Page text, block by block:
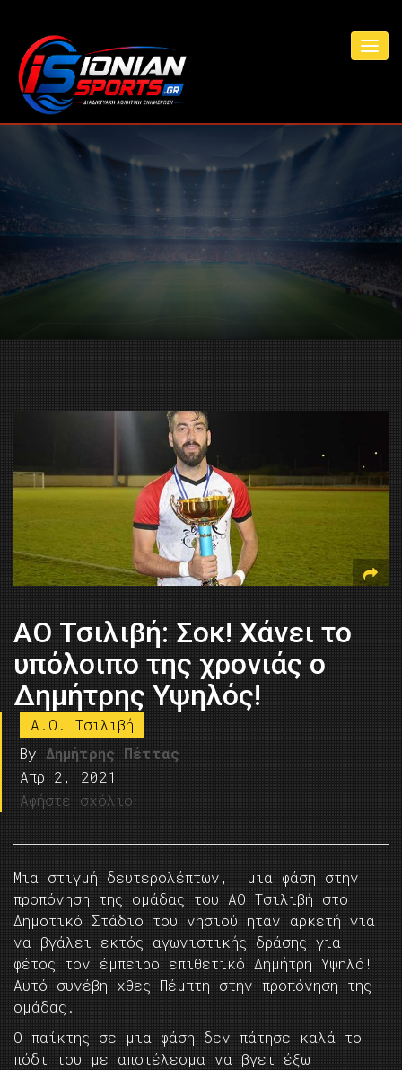
ΑΟ Τσιλιβή: Σοκ! Χάνει το
υπόλοιπο της χρονιάς ο
Δημήτρης Υψηλός!
Α.Ο. Τσιλιβή
By Δημήτρης Πέττας
Απρ 2, 2021
Αφήστε σχόλιο
Μια στιγμή δευτερολέπτων, μια φάση στην
προπόνηση της ομάδας του ΑΟ Τσιλιβή στο
Δημοτικό Στάδιο του νησιού ηταν αρκετή για
να βγάλει εκτός αγωνιστικής δράσης για
φέτος τον έμπειρο επιθετικό Δημήτρη Υψηλό!
Αυτό συνέβη χθες Πέμπτη στην προπόνηση της
ομάδας.
Ο παίκτης σε μια φάση δεν πάτησε καλά το
πόδι του με αποτέλεσμα να βγει έξω